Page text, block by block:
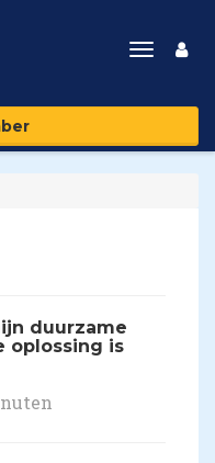
Toggle
duurzame
oplossing is